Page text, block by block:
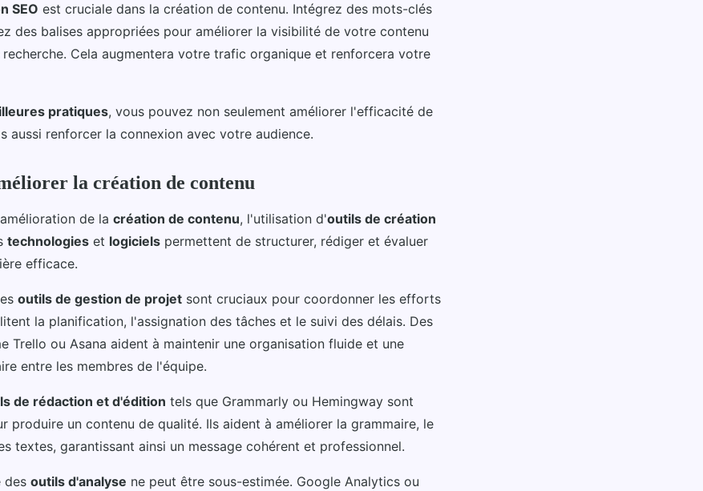
SEO est cruciale dans la création de contenu. Intégrez des mots-clés
des balises appropriées pour améliorer la visibilité de votre contenu
Cela augmentera votre trafic organique et renforcera votre
pratiques, vous pouvez non seulement améliorer l'efficacité de
aussi renforcer la connexion avec votre audience.
la création de contenu
de la création de contenu, l'utilisation d'outils de création
technologies et logiciels permettent de structurer, rédiger et évaluer
efficace.
outils de gestion de projet sont cruciaux pour coordonner les efforts
la planification, l'assignation des tâches et le suivi des délais. Des
Trello ou Asana aident à maintenir une organisation fluide et une
entre les membres de l'équipe.
de rédaction et d'édition tels que Grammarly ou Hemingway sont
produire un contenu de qualité. Ils aident à améliorer la grammaire, le
textes, garantissant ainsi un message cohérent et professionnel.
des outils d'analyse ne peut être sous-estimée. Google Analytics ou